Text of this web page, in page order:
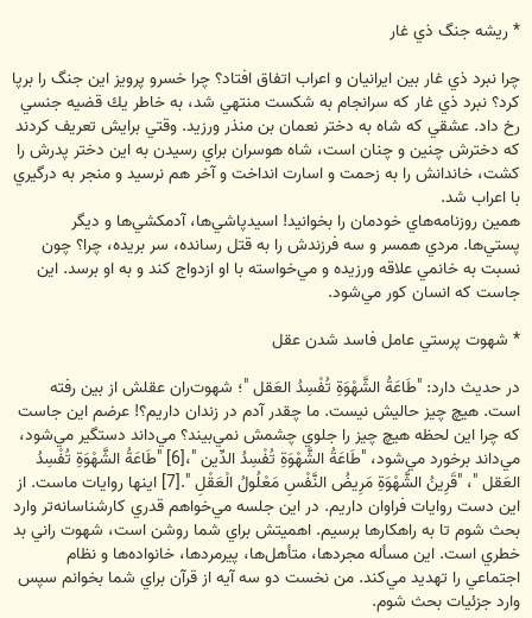
* ريشه جنگ ذي غار
چرا نبرد ذي غار بين ايرانيان و اعراب اتفاق افتاد؟ چرا خسرو پرويز اين جنگ را برپا
كرد؟ نبرد ذي غار كه سرانجام به شكست منتهي شد، به خاطر يك قضيه جنسي
رخ داد. عشقي كه شاه به دختر نعمان بن منذر ورزيد. وقتي برايش تعريف كردند
كه دخترش چنين و چنان است، شاه هوسران براي رسيدن به اين دختر پدرش را
كشت، خاندانش را به زحمت و اسارت انداخت و آخر هم نرسيد و منجر به درگيري
با اعراب شد.
همين روزنامه‌هاي خودمان را بخوانيد! اسيدپاشي‌ها، آدمكشي‌ها و ديگر
پستي‌ها. مردي همسر و سه فرزندش را به قتل رسانده، سر بريده، چرا؟ چون
نسبت به خانمي علاقه ورزيده و مي‌خواسته با او ازدواج كند و به او برسد. اين
جاست كه انسان كور مي‌شود.
* شهوت پرستي عامل فاسد شدن عقل
در حديث دارد: "طَاعَةُ الشَّهْوَةِ تُفْسِدُ العَقل "؛ شهوت‌ران عقلش از بين رفته
است. هيچ چيز حاليش نيست. ما چقدر آدم در زندان داريم؟! عرضم اين جاست
كه چرا اين لحظه هيچ چيز را جلوي چشمش نمي‌بيند؟ مي‌داند دستگير مي‌شود،
مي‌داند برخورد مي‌شود، "طَاعَةُ الشَّهْوَةِ تُفْسِدُ الدِّين "،[6] "طَاعَةُ الشَّهْوَةِ تُفْسِدُ
العَقل "، "قَرِينُ الشَّهْوَةِ مَرِيضُ النَّفْسِ مَعْلُولُ الْعَقْلِ ".[7] اينها روايات ماست. از
اين دست روايات فراوان داريم. در اين جلسه مي‌خواهم قدري كارشناسانه‌تر وارد
بحث شوم تا به راهكارها برسيم. اهميتش براي شما روشن است، شهوت راني بد
خطري است. اين مسأله مجردها، متأهل‌ها، پيرمردها، خانواده‌ها و نظام
اجتماعي را تهديد مي‌كند. من نخست دو سه آيه از قرآن براي شما بخوانم سپس
وارد جزئيات بحث شوم.